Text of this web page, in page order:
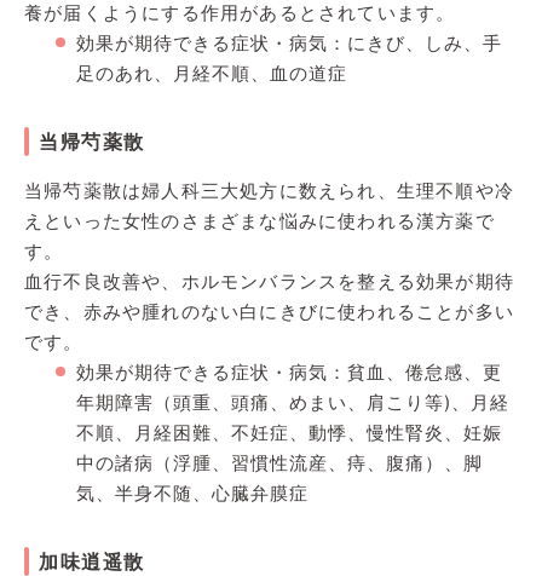
養が届くようにする作用があるとされています。
効果が期待できる症状・病気：にきび、しみ、手
足のあれ、月経不順、血の道症
当帰芍薬散
当帰芍薬散は婦人科三大処方に数えられ、生理不順や冷
えといった女性のさまざまな悩みに使われる漢方薬で
す。
血行不良改善や、ホルモンバランスを整える効果が期待
でき、赤みや腫れのない白にきびに使われることが多い
です。
効果が期待できる症状・病気：貧血、倦怠感、更
年期障害（頭重、頭痛、めまい、肩こり等)、月経
不順、月経困難、不妊症、動悸、慢性腎炎、妊娠
中の諸病（浮腫、習慣性流産、痔、腹痛）、脚
気、半身不随、心臓弁膜症
加味逍遥散